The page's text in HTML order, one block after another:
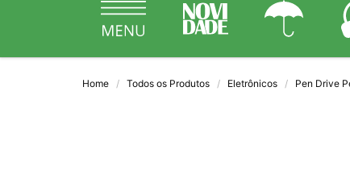
Home Todos os Produtos Eletrônicos Pen Drive